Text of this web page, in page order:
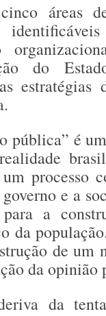
áreas
do
estratégias
pública” é
processo
e a
a
da
de um
da opinião
da